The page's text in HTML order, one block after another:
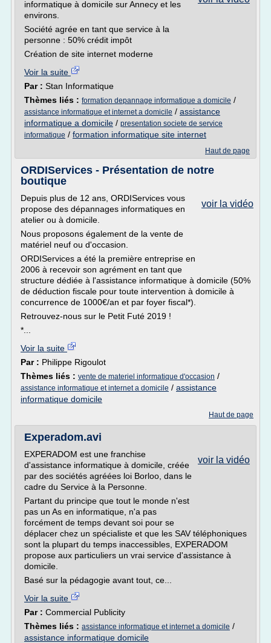
informatique à domicile sur Annecy et les
environs.
Société agrée en tant que service à la
personne : 50% crédit impôt
Création de site internet moderne
Voir la suite
Par : Stan Informatique
Thèmes liés : formation depannage informatique a domicile /
assistance informatique et internet a domicile / assistance
informatique a domicile / presentation societe de service
informatique / formation informatique site internet
Haut de page
ORDIServices - Présentation de notre
boutique
voir la vidéo
Depuis plus de 12 ans, ORDIServices vous
propose des dépannages informatiques en
atelier ou à domicile.
Nous proposons également de la vente de
matériel neuf ou d'occasion.
ORDIServices a été la première entreprise en
2006 à recevoir son agrément en tant que
structure dédiée à l'assistance informatique à domicile (50%
de déduction fiscale pour toute intervention à domicile à
concurrence de 1000€/an et par foyer fiscal*).
Retrouvez-nous sur le Petit Futé 2019 !
*...
Voir la suite
Par : Philippe Rigoulot
Thèmes liés : vente de materiel informatique d'occasion /
assistance informatique et internet a domicile / assistance
informatique domicile
Haut de page
Experadom.avi
voir la vidéo
EXPERADOM est une franchise
d'assistance informatique à domicile, créée
par des sociétés agréées loi Borloo, dans le
cadre du Service à la Personne.
Partant du principe que tout le monde n'est
pas un As en informatique, n'a pas
forcément de temps devant soi pour se
déplacer chez un spécialiste et que les SAV téléphoniques
sont la plupart du temps inaccessibles, EXPERADOM
propose aux particuliers un vrai service d'assistance à
domicile.
Basé sur la pédagogie avant tout, ce...
Voir la suite
Par : Commercial Publicity
Thèmes liés : assistance informatique et internet a domicile /
assistance informatique domicile